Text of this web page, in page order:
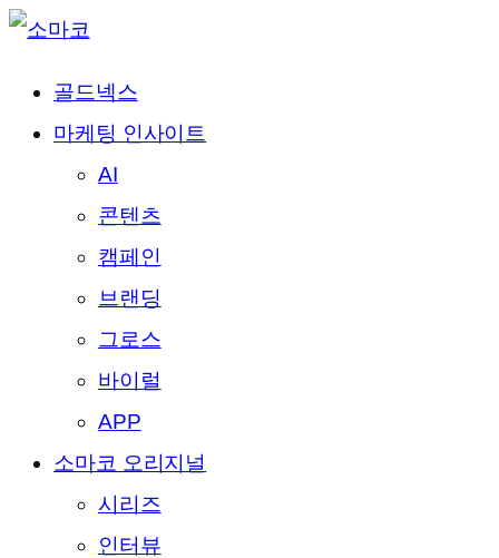
골드넥스
마케팅 인사이트
AI
콘텐츠
캠페인
브랜딩
그로스
바이럴
APP
소마코 오리지널
시리즈
인터뷰